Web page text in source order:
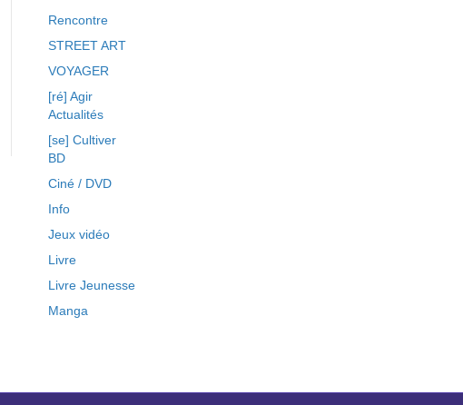
Rencontre
STREET ART
VOYAGER
[ré] Agir
Actualités
[se] Cultiver
BD
Ciné / DVD
Info
Jeux vidéo
Livre
Livre Jeunesse
Manga